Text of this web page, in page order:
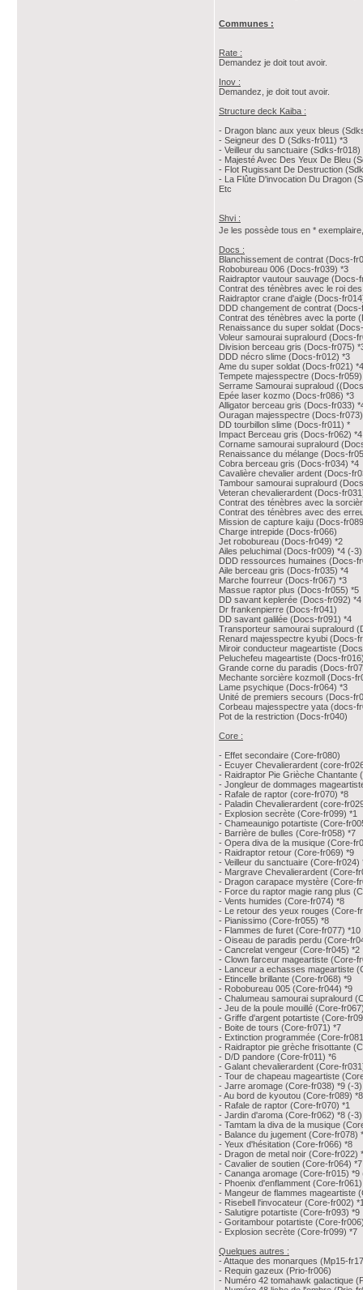
Communes :
Rate :
Demandez je doit tout avoir.
Inov :
Demandez, je doit tout avoir.
Structure deck Kaiba :
- Dragon blanc aux yeux bleus
- Seigneur des D (Sdks-fr011) *3
- Veilleur du sanctuaire (Sdks-fr018)
- Majesté Avec Des Yeux De Bleu
- Flot Rugissant De Destruction
- La Flûte D'invocation Du Dragon
Etc
Shvi :
Je les possède tous en *
Docs :
Blanchissement de contrat (Docs-
Robobureau 006 (Docs-fr039) *3
Raidraptor vautour sauvage (Docs-
Contrat des ténèbres avec le roi
Raidraptor crane d'aigle (Docs-
DDD changement de contrat
Contrat des ténèbres avec la porte
Renaissance du super soldat
Voleur samourai supralourd (Docs-
Division berceau gris (Docs-fr075)
DDD nécro slime (Docs-fr012) *3
Ame du super soldat (Docs-fr021) *4
Tempete majesspectre (Docs-
Serrame Samourai supraloud
Epée laser kozmo (Docs-fr086) *3
Alligator berceau gris (Docs-fr033)
Ouragan majesspectre (Docs-
DD tourbillon slime (Docs-fr011) *
Impact Berceau gris (Docs-fr062) *4
Corname samourai supralourd
Renaissance du mélange (Docs-
Cobra berceau gris (Docs-fr034) *4
Cavalière chevalier ardent (Docs-
Tambour samourai supralourd
Veteran chevalierardent (Docs-
Contrat des ténèbres avec la
Contrat des ténèbres avec des
Mission de capture kaiju (Docs-
Charge intrepide (Docs-fr066)
Jet robobureau (Docs-fr049) *2
Ailes peluchimal (Docs-fr009) *4 (-3)
DDD ressources humaines (Docs-
Aile berceau gris (Docs-fr035) *4
Marche fourreur (Docs-fr067) *3
Massue raptor plus (Docs-fr055) *5
DD savant keplerée (Docs-fr092) *4
Dr frankenpierre (Docs-fr041)
DD savant galilée (Docs-fr091) *4
Transporteur samourai supralourd
Renard majesspectre kyubi (Docs-
Miroir conducteur mageartiste
Peluchefeu mageartiste (Docs-
Grande corne du paradis (Docs-
Mechante sorcière kozmoll (Docs-
Lame psychique (Docs-fr064) *3
Unité de premiers secours (Docs-
Corbeau majesspectre yata (docs-
Pot de la restriction (Docs-fr040)
Core :
- Effet secondaire (Core-fr080)
- Ecuyer Chevalierardent (core-
- Raidraptor Pie Grièche Chantante
- Jongleur de dommages
- Rafale de raptor (core-fr070) *8
- Paladin Chevalierardent (core-
- Explosion secrète (Core-fr099) *1
- Chameaunigo potartiste (Core-
- Barrière de bulles (Core-fr058) *7
- Opera diva de la musique (Core-
- Raidraptor retour (Core-fr069) *9
- Veilleur du sanctuaire (Core-fr024)
- Margrave Chevalierardent (Core-
- Dragon carapace mystère (Core-
- Force du raptor magie rang plus
- Vents humides (Core-fr074) *8
- Le retour des yeux rouges (Core-
- Pianissimo (Core-fr055) *8
- Flammes de furet (Core-fr077) *10
- Oiseau de paradis perdu (Core-
- Cancrelat vengeur (Core-fr045) *2
- Clown farceur mageartiste (Core-
- Lanceur a echasses mageartiste
- Etincelle brillante (Core-fr068) *9
- Robobureau 005 (Core-fr044) *9
- Chalumeau samourai supralourd
- Jeu de la poule mouillé (Core-
- Griffe d'argent potartiste (Core-
- Boite de tours (Core-fr071) *7
- Extinction programmée (Core-
- Raidraptor pie grèche frisottante
- D/D pandore (Core-fr011) *6
- Galant chevalierardent (Core-
- Tour de chapeau mageartiste
- Jarre aromage (Core-fr038) *9 (-3)
- Au bord de kyoutou (Core-fr089) *8
- Rafale de raptor (Core-fr070) *1
- Jardin d'aroma (Core-fr062) *8 (-3)
- Tamtam la diva de la musique
- Balance du jugement (Core-fr078)
- Yeux d'hésitation (Core-fr066) *8
- Dragon de metal noir (Core-fr022)
- Cavalier de soutien (Core-fr064) *7
- Cananga aromage (Core-fr015) *9
- Phoenix d'enflamment (Core-
- Mangeur de flammes mageartiste
- Risebell l'invocateur (Core-fr002)
- Salutigre potartiste (Core-fr093) *9
- Goritambour potartiste (Core-
- Explosion secrète (Core-fr099) *7
Quelques autres :
- Attaque des monarques (Mp15-
- Requin gazeux (Prio-fr006)
- Numéro 42 tomahawk galactique